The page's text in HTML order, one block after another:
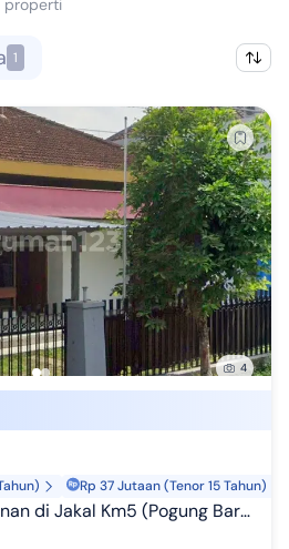
properti
1
4
Rp 37 Jutaan (Tenor 15 Tahun)
Km5 (Pogung Baru) Dekat Ugm